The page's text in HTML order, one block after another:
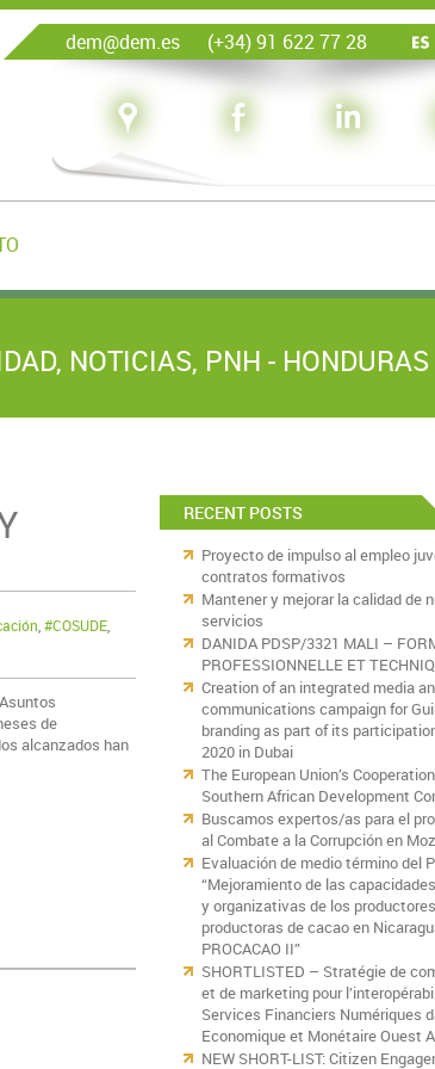
dem@dem.es (+34) 91 622 77 28
, NOTICIAS, PNH -
#COSUDE
de
alcanzados han
RECENT POSTS
Proyecto de impulso al empleo
contratos formativos
Mantener y mejorar la calidad de
servicios
DANIDA PDSP/3321 MALI –
PROFESSIONNELLE ET
Creation of an integrated media
communications campaign for
branding as part of its
2020 in Dubai
The European Union’s
Southern African Development
Buscamos expertos/as para el
al Combate a la Corrupción en
Evaluación de medio término del
“Mejoramiento de las
y organizativas de los
productoras de cacao en
PROCACAO II”
SHORTLISTED – Stratégie de
et de marketing pour
Services Financiers Numériques
Economique et Monétaire Ouest
NEW SHORT-LIST: Citizen